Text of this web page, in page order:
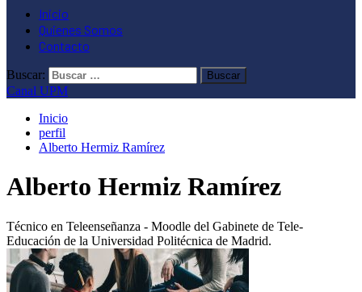
Inicio
Quienes Somos
Contacto
Buscar:
Canal UPM
Inicio
perfil
Alberto Hermiz Ramírez
Alberto Hermiz Ramírez
Técnico en Teleenseñanza - Moodle del Gabinete de Tele-
Educación de la Universidad Politécnica de Madrid.